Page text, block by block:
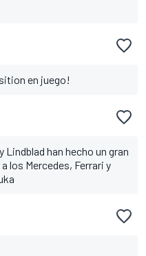
en juego!
Lindblad han hecho un gran
los Mercedes, Ferrari y